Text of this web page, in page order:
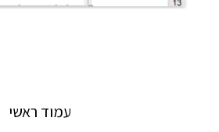
עמוד ראשי